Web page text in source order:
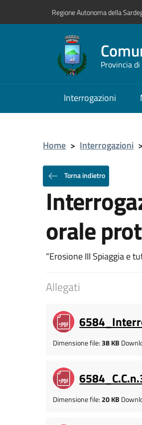
Regione Autonoma della
Provincia di
Interrogazioni
Home > Interrogazioni >
Torna indietro
orale
“Erosione III Spiaggia e
Allegati
Dimensione file:38 KB
Dimensione file: 20 KB